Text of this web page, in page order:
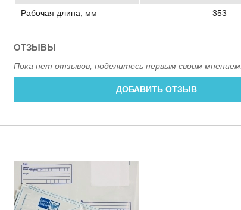
Рабочая длина, мм
353
ОТЗЫВЫ
Пока нет отзывов, поделитесь первым своим мнением.
ДОБАВИТЬ ОТЗЫВ